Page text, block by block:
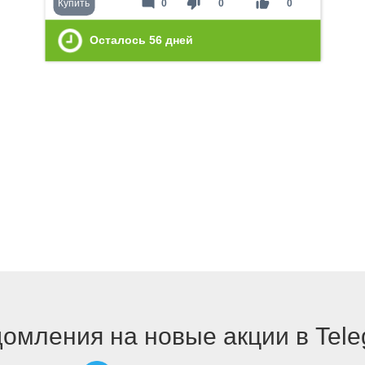
Купить thumb_down 0 thumb_up 0
mode_comment 0
Осталось 56 дней
на новые акции в